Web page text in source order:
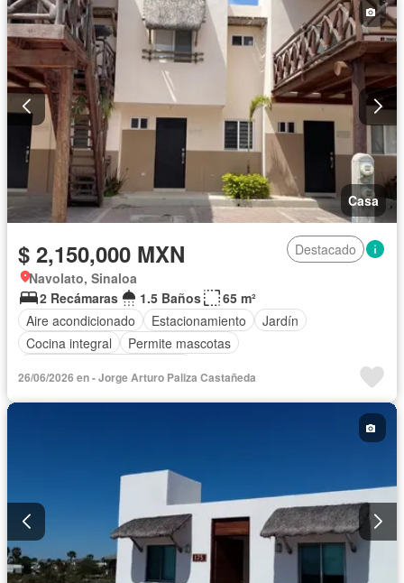
Casa
$ 2,150,000 MXN
Destacado
Navolato, Sinaloa
2 Recámaras
1.5 Baños
65 m²
Aire acondicionado
Estacionamiento
Jardín
Cocina integral
Permite mascotas
26/06/2026 en - Jorge Arturo Paliza Castañeda